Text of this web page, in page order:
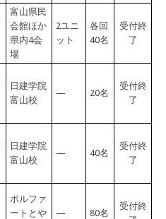
富山県民
会館ほか
県内4会
場
2ユニ
ット
各回
40名
受付終
了
日建学院
富山校
— 20名
受付終
了
日建学院
富山校
— 40名
受付終
了
ボルファ
ートとや
— 80名
受付終